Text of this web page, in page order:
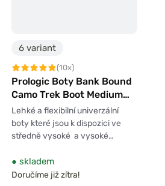
6 variant
(10x)
Prologic Boty Bank Bound
Camo Trek Boot Medium
High
Lehké a flexibilní univerzální
boty které jsou k dispozici ve
středně vysoké a vysoké…
● skladem
Doručíme již zítra!